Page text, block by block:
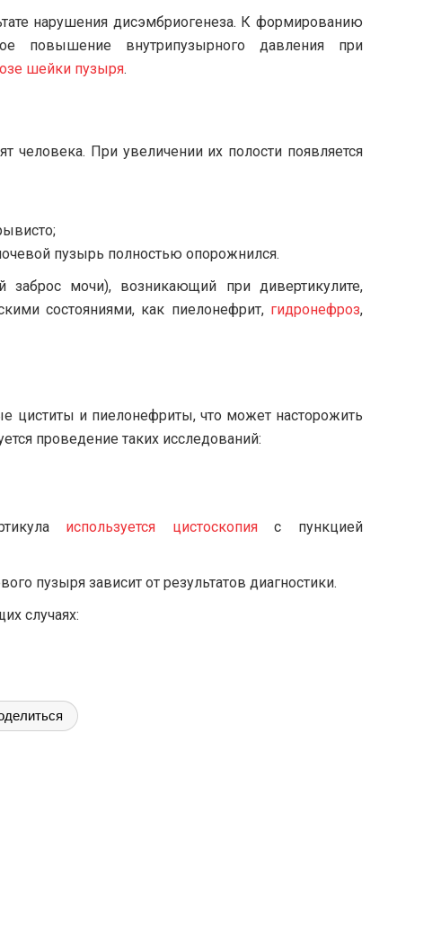
нарушения дисэмбриогенеза. К формированию
повышение внутрипузырного давления при
шейки пузыря.
При увеличении их полости появляется
пузырь полностью опорожнился.
мочи), возникающий при дивертикулите,
состояниями, как пиелонефрит, гидронефроз,
циститы и пиелонефриты, что может насторожить
проведение таких исследований:
используется цистоскопияс пункцией
пузыря зависит от результатов диагностики.
случаях: